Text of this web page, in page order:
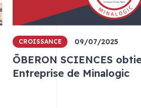
CROISSANCE 09/07/2025
ŌBERON SCIENCES
Entreprise de Minalogic